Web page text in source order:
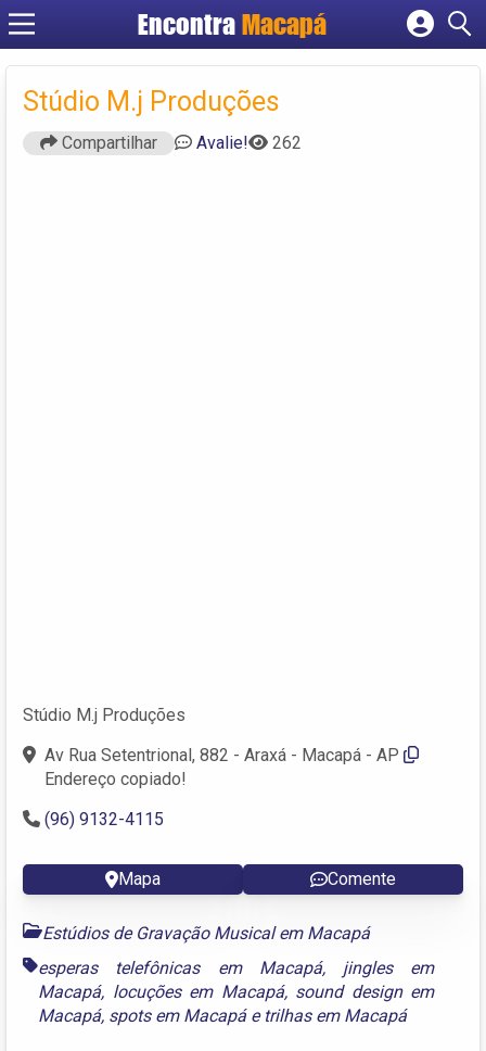
EncontraMacapá
Cadastrar empresa
Fazer login
Criar conta
Stúdio M.j Produções
Compartilhar Avalie! 262
Stúdio M.j Produções
Av Rua Setentrional, 882 - Araxá - Macapá - AP
Endereço copiado!
(96) 9132-4115
Mapa Comente
Estúdios de Gravação Musical em Macapá
esperas telefônicas em Macapá, jingles em
Macapá, locuções em Macapá, sound design em
Macapá, spots em Macapáe trilhas em Macapá